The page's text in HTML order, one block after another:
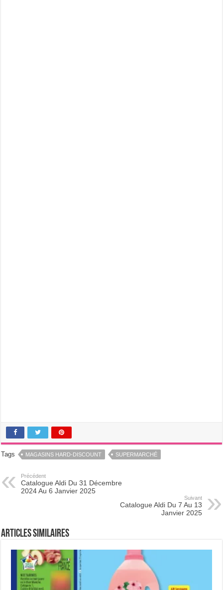
Tags MAGASINS HARD-DISCOUNT SUPERMARCHÉ
Précédent
Catalogue Aldi Du 31 Décembre
2024 Au 6 Janvier 2025
Suivant
Catalogue Aldi Du 7 Au 13
Janvier 2025
Articles Similaires